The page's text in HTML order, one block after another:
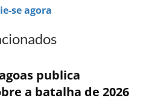
se agora
publica
a batalha de 2026